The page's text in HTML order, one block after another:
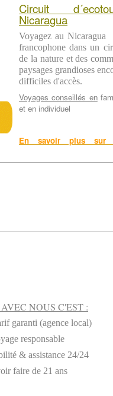
Circuit
Nicaragua
Voyagez au Nicaragua
francophone dans un
de la nature et des
paysages grandioses
difficiles d'accès.
Voyages conseillés en
et en individuel
En savoir plus
NOUS C'EST :
garanti (agence local)
responsable
& assistance 24/24
faire de 21 ans